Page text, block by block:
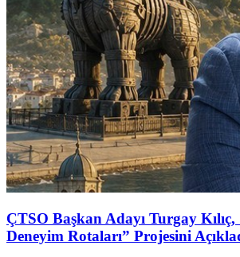
ÇTSO Başkan Adayı Turgay
Deneyim Rotaları” Projesini